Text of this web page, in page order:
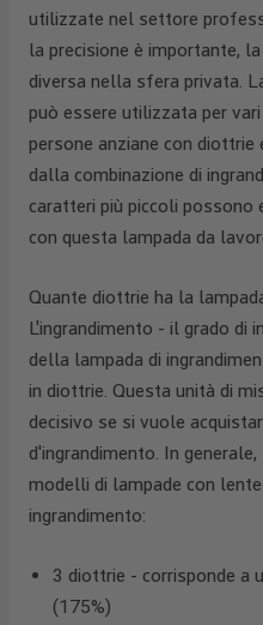
utilizzate nel settore
la precisione è importante,
diversa nella sfera privata.
può essere utilizzata per
persone anziane con
dalla combinazione di
caratteri più piccoli
con questa lampada da
Quante diottrie ha la
L'ingrandimento - il grado di
della lampada di
in diottrie. Questa unità di
decisivo se si vuole
d'ingrandimento. In
modelli di lampade con
ingrandimento:
3 diottrie - corrisponde a
(175%)